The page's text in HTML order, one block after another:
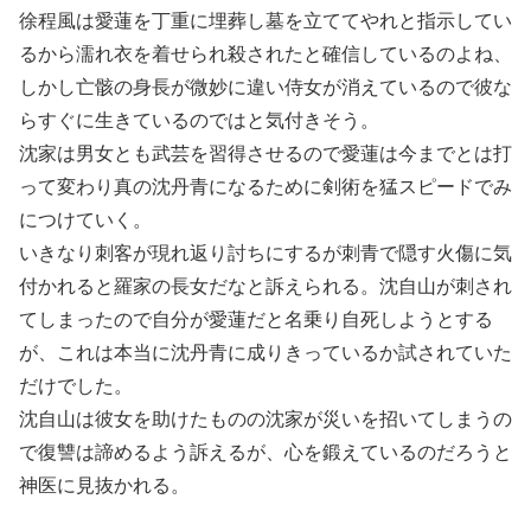
徐程風は愛蓮を丁重に埋葬し墓を立ててやれと指示してい
るから濡れ衣を着せられ殺されたと確信しているのよね、
しかし亡骸の身長が微妙に違い侍女が消えているので彼な
らすぐに生きているのではと気付きそう。
沈家は男女とも武芸を習得させるので愛蓮は今までとは打
って変わり真の沈丹青になるために剣術を猛スピードでみ
につけていく。
いきなり刺客が現れ返り討ちにするが刺青で隠す火傷に気
付かれると羅家の長女だなと訴えられる。沈自山が刺され
てしまったので自分が愛蓮だと名乗り自死しようとする
が、これは本当に沈丹青に成りきっているか試されていた
だけでした。
沈自山は彼女を助けたものの沈家が災いを招いてしまうの
で復讐は諦めるよう訴えるが、心を鍛えているのだろうと
神医に見抜かれる。